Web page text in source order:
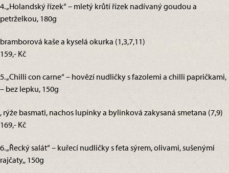
4. „Holandský řízek“ – mletý krůtí řízek nadívaný goudou a
petrželkou, 180g
bramborová kaše a kyselá okurka (1,3,7,11)
159,- Kč
5. „Chilli con carne“ – hovězí nudličky s fazolemi a chilli papričkami,
– bez lepku, 150g
, rýže basmati, nachos lupínky a bylinková zakysaná smetana (7,9)
169,- Kč
6. „Řecký salát“ – kuřecí nudličky s feta sýrem, olivami, sušenými
rajčaty,, 150g